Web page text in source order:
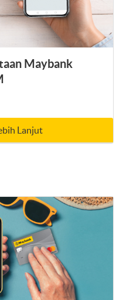
Maybank
Lanjut